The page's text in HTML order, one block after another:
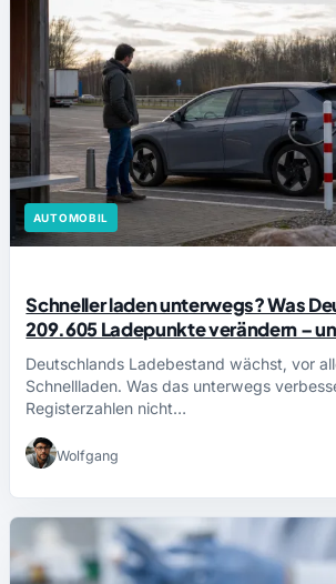
AUTOMOBIL
Schneller laden unterwegs? Was
209.605 Ladepunkte verändern –
Deutschlands Ladebestand wächst, vor
Schnellladen. Was das unterwegs
Registerzahlen nicht…
Wolfgang